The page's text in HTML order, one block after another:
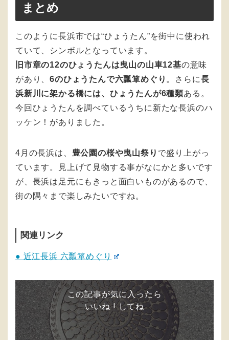
まとめ
このように長浜市では“ひょうたん”を街中に使われ
ていて、シンボルとなっています。
旧市章の12のひょうたんは曳山の山車12基の意味
があり、6のひょうたんで六瓢箪めぐり 。さらに長
浜新川に架かる橋には、ひょうたんが6種類ある。
今回ひょうたんを調べているうちに新たな長浜のハ
ッケン！がありました。
4月の長浜は、 豊公園の桜や曳山祭り で盛り上がっ
ています。見上げて見物する事がなにかと多いです
が、長浜は足元にもきっと面白いものがあるので、
街の隅々まで楽しみたいですね。
関連リンク
● 近江長浜 六瓢箪めぐり
この記事が気に入ったら
いいね ! してね